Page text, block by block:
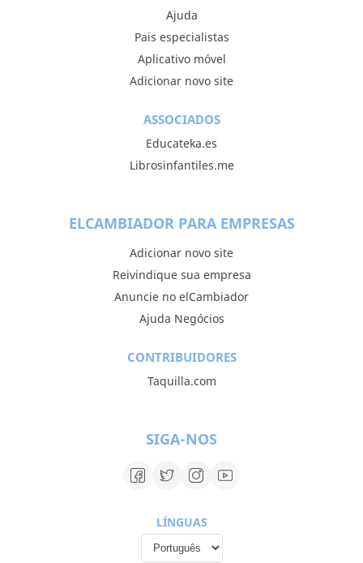
Ajuda
Pais especialistas
Aplicativo móvel
Adicionar novo site
ASSOCIADOS
Educateka.es
Librosinfantiles.me
ELCAMBIADOR PARA EMPRESAS
Adicionar novo site
Reivindique sua empresa
Anuncie no elCambiador
Ajuda Negócios
CONTRIBUIDORES
Taquilla.com
SIGA-NOS
LÍNGUAS